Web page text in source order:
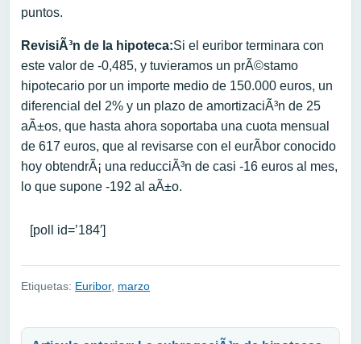
puntos.
RevisiÃ³n de la hipoteca:Si el euribor terminara con
este valor de -0,485, y tuvieramos un prÃ©stamo
hipotecario por un importe medio de 150.000 euros, un
diferencial del 2% y un plazo de amortizaciÃ³n de 25
aÃ±os, que hasta ahora soportaba una cuota mensual
de 617 euros, que al revisarse con el eurÃ­bor conocido
hoy obtendrÃ¡ una reducciÃ³n de casi -16 euros al mes,
lo que supone -192 al aÃ±o.
[poll id=’184′]
Etiquetas: Euribor, marzo